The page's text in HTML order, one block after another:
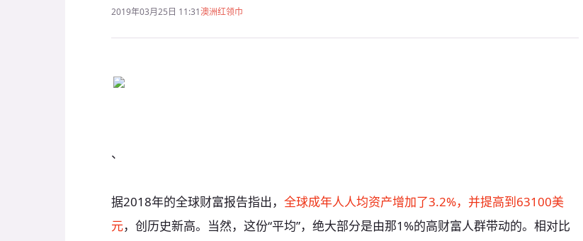
2019年03月25日 11:31澳洲红领巾
、
据2018年的全球财富报告指出， 全球成年人人均资产增加了3.2%，并提高到63100美
元，创历史新高。当然，这份“平均”，绝大部分是由那1%的高财富人群带动的。相对比